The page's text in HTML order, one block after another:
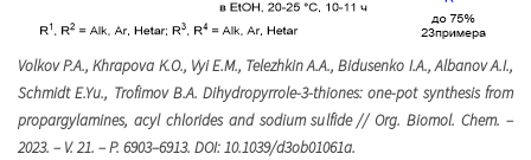
Volkov P.A., Khrapova K.O., Vyi E.M., Telezhkin A.A., Bidusenko I.A., Albanov A.I.,
Schmidt E.Yu., Trofimov B.A. Dihydropyrrole-3-thiones: one-pot synthesis from
propargylamines, acyl chlorides and sodium sulfide // Org. Biomol. Chem. –
2023. – V. 21. – P. 6903–6913. DOI: 10.1039/d3ob01061a.